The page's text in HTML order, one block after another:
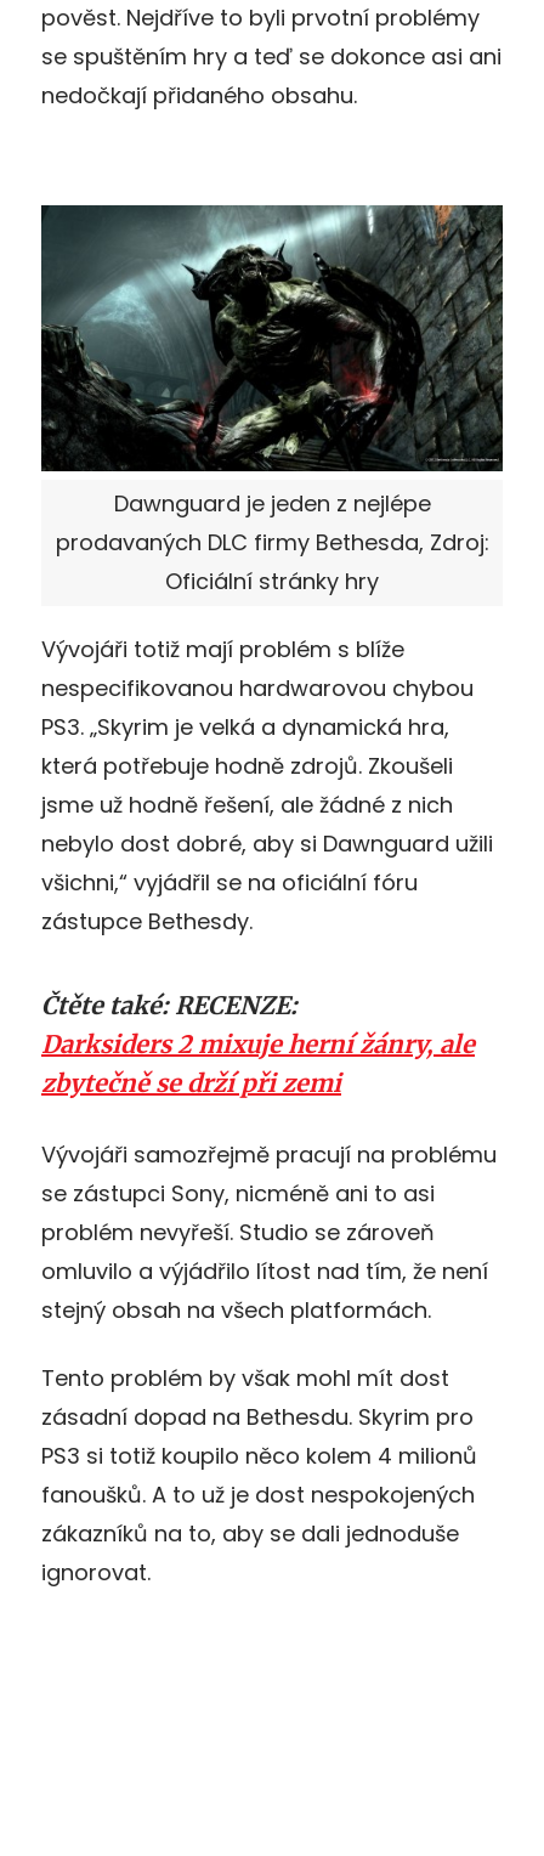
pověst. Nejdříve to byli prvotní problémy
se spuštěním hry a teď se dokonce asi ani
nedočkají přidaného obsahu.
Dawnguard je jeden z nejlépe
prodavaných DLC firmy Bethesda, Zdroj:
Oficiální stránky hry
Vývojáři totiž mají problém s blíže
nespecifikovanou hardwarovou chybou
PS3. „Skyrim je velká a dynamická hra,
která potřebuje hodně zdrojů. Zkoušeli
jsme už hodně řešení, ale žádné z nich
nebylo dost dobré, aby si Dawnguard užili
všichni,“ vyjádřil se na oficiální fóru
zástupce Bethesdy.
Čtěte také: RECENZE:
Darksiders 2 mixuje herní žánry, ale
zbytečně se drží při zemi
Vývojáři samozřejmě pracují na problému
se zástupci Sony, nicméně ani to asi
problém nevyřeší. Studio se zároveň
omluvilo a výjádřilo lítost nad tím, že není
stejný obsah na všech platformách.
Tento problém by však mohl mít dost
zásadní dopad na Bethesdu. Skyrim pro
PS3 si totiž koupilo něco kolem 4 milionů
fanoušků. A to už je dost nespokojených
zákazníků na to, aby se dali jednoduše
ignorovat.